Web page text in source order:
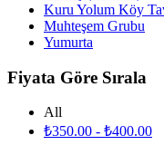
Kuru Yolum Köy
Muhteşem Grubu
Yumurta
Fiyata Göre Sırala
All
₺350.00 - ₺400.00